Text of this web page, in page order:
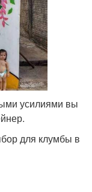
усилиями вы
для клумбы в